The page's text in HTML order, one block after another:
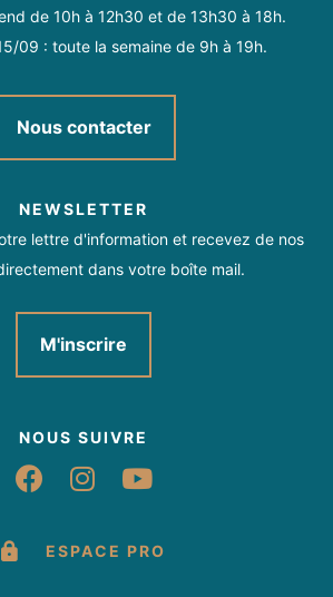
de 10h à 12h30 et de 13h30 à 18h.
09 : toute la semaine de 9h à 19h.
Nous contacter
NEWSLETTER
lettre d'information et recevez de nos
dans votre boîte mail.
M'inscrire
NOUS SUIVRE
Suivez-nous sur
Suivez-nous sur
Suivez-nous
ESPACE PRO